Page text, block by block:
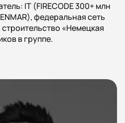
IT (FIRECODE 300+ млн
федеральная сеть
«Немецкая
в группе.